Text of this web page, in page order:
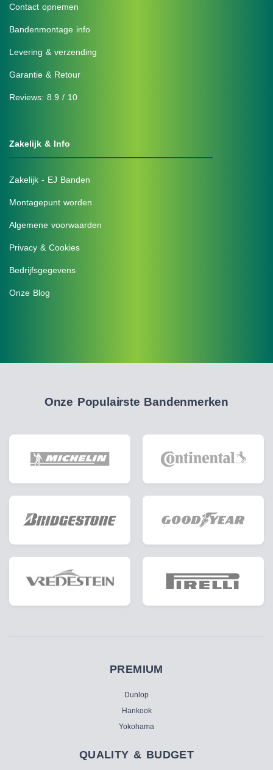
Contact opnemen
Bandenmontage info
Levering & verzending
Garantie & Retour
Reviews: 8.9 / 10
Zakelijk & Info
Zakelijk - EJ Banden
Montagepunt worden
Algemene voorwaarden
Privacy & Cookies
Bedrijfsgegevens
Onze Blog
Onze Populairste Bandenmerken
PREMIUM
Dunlop
Hankook
Yokohama
QUALITY & BUDGET